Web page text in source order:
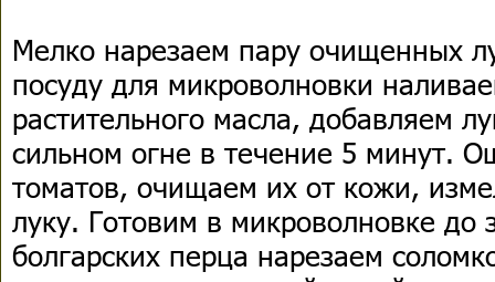
Мелко нарезаем пару очищенных
посуду для микроволновки
растительного масла, добавляем
сильном огне в течение 5 минут.
томатов, очищаем их от кожи,
луку. Готовим в микроволновке до
болгарских перца нарезаем